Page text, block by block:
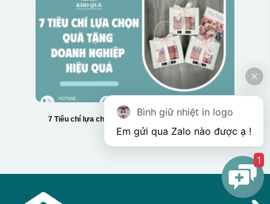
7 Tiêu chí lựa chọn quà tặng doanh nghiệp hiệu quả
Bình giữ nhiệt in logo
1